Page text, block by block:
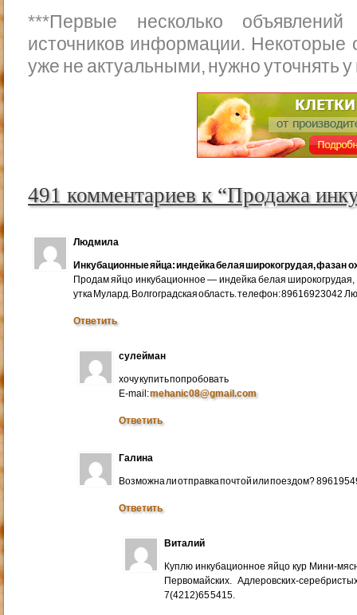
***Первые несколько
источников информации. Некоторые
уже не актуальными, нужно уточнять
491 комментариев к “Продажа
Людмила
Инкубационные яйца: индейка белая широкогрудая, фазан
Продам яйцо инкубационное — индейка белая
утка Мулард. Волгоградская область. телефон: 89616923042
Ответить
сулейман
хочу купить попробовать
E-mail:mehanic08@gmail.com
Ответить
Галина
Возможна ли отправка почтой или поездом?
Ответить
Виталий
Куплю инкубационное яйцо кур Мини-
Первомайских. Адлеровских-
7(4212)65 5415.